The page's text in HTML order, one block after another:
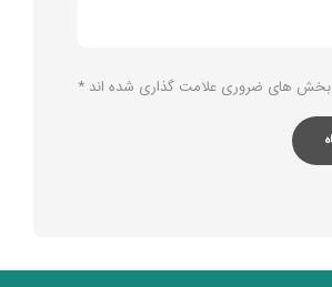
بخش های ضروری علامت گذاری شده اند *